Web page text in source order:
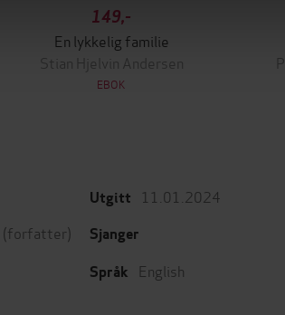
149,-
En lykkelig familie
Stian Hjelvin Andersen
EBOK
(forfatter)
Utgitt 11.01.2024
Sjanger
Språk
English